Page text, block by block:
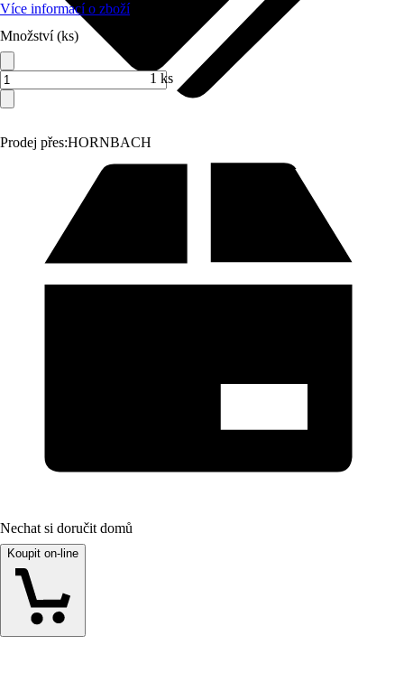
Prodej přes:HORNBACH
Více informací o zboží
Množství (ks)
1 ks
Nechat si doručit domů
Koupit on-line